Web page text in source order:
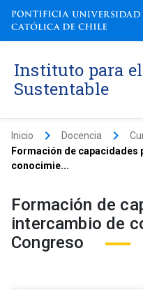
Instituto para
Sustentable
Inicio keyboard_arrow_right Docencia keyboard_arrow_right
Formación de capacidades
conocimie...
Formación de
intercambio de
Congreso